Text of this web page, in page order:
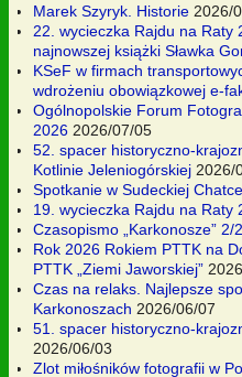
Marek Szyryk. Historie 2026/
22. wycieczka Rajdu na Raty
najnowszej książki Sławka
KSeF w firmach
wdrożeniu obowiązkowej e-
Ogólnopolskie Forum
2026 2026/07/05
52. spacer historyczno-
Kotlinie Jeleniogórskiej 2026/
Spotkanie w Sudeckiej Chatce
19. wycieczka Rajdu na Raty
Czasopismo „Karkonosze” 2/
Rok 2026 Rokiem PTTK na
PTTK „Ziemi Jaworskiej”
Czas na relaks. Najlepsze
Karkonoszach 2026/06/07
51. spacer historyczno-
2026/06/03
Zlot miłośników fotografii w